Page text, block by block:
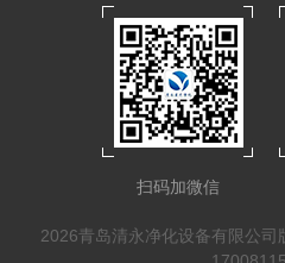
扫码加微信
2026青岛清永净化设备有限公